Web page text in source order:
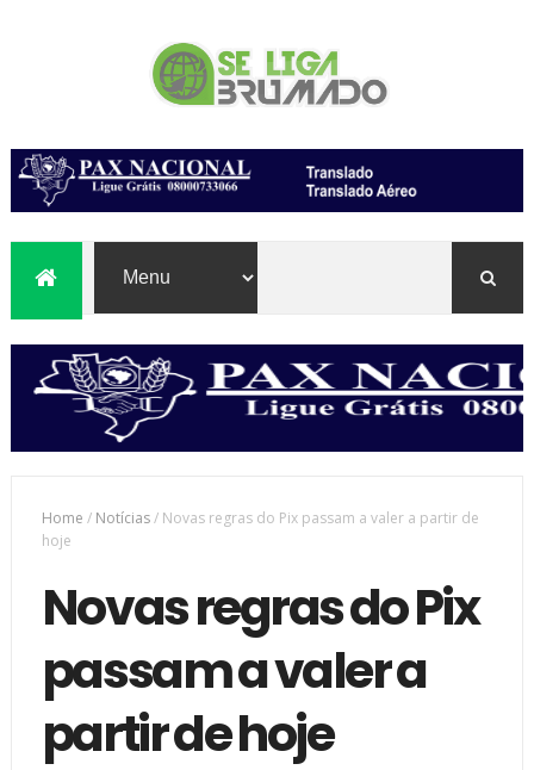
Home / Notícias/ Novas regras do Pix passam a valer a partir de
hoje
Novas regras do Pix
passam a valer a
partir de hoje